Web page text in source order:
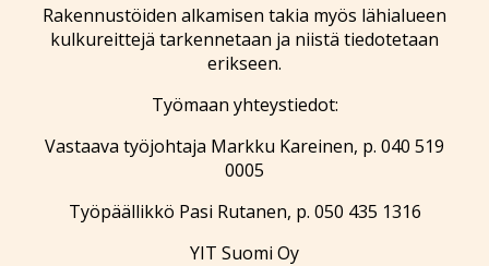
Rakennustöiden alkamisen takia myös lähialueen
kulkureittejä tarkennetaan ja niistä tiedotetaan
erikseen.
Työmaan yhteystiedot:
Vastaava työjohtaja Markku Kareinen, p. 040 519
0005
Työpäällikkö Pasi Rutanen, p. 050 435 1316
YIT Suomi Oy